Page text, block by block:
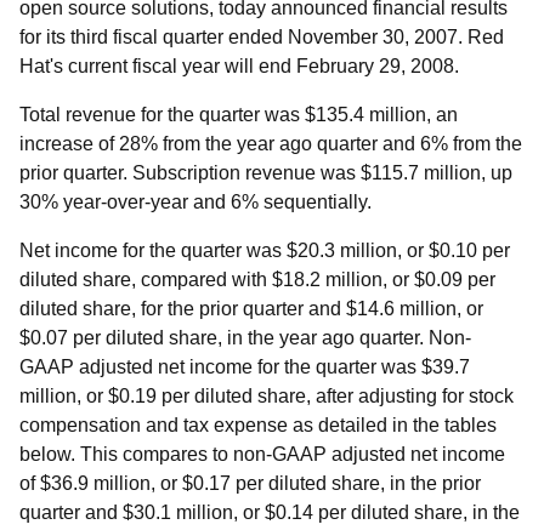
open source solutions, today announced financial results
for its third fiscal quarter ended November 30, 2007. Red
Hat's current fiscal year will end February 29, 2008.
Total revenue for the quarter was $135.4 million, an
increase of 28% from the year ago quarter and 6% from the
prior quarter. Subscription revenue was $115.7 million, up
30% year-over-year and 6% sequentially.
Net income for the quarter was $20.3 million, or $0.10 per
diluted share, compared with $18.2 million, or $0.09 per
diluted share, for the prior quarter and $14.6 million, or
$0.07 per diluted share, in the year ago quarter. Non-
GAAP adjusted net income for the quarter was $39.7
million, or $0.19 per diluted share, after adjusting for stock
compensation and tax expense as detailed in the tables
below. This compares to non-GAAP adjusted net income
of $36.9 million, or $0.17 per diluted share, in the prior
quarter and $30.1 million, or $0.14 per diluted share, in the